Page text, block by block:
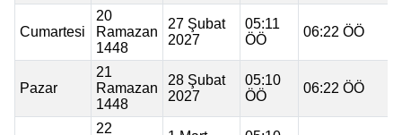
Cumartesi
20
Ramazan
1448
27 Şubat
2027
05:11
ÖÖ
06:22 ÖÖ
Pazar
21
Ramazan
1448
28 Şubat
2027
05:10
ÖÖ
06:22 ÖÖ
22